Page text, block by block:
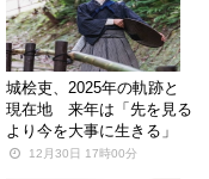
城桧吏、2025年の軌跡と
現在地 来年は「先を見る
より今を大事に生きる」
12月30日 17時00分